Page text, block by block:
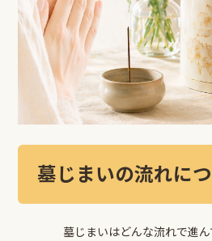
墓じまいの流れに
墓じまいはどんな流れで進